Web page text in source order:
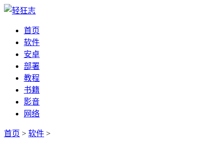
首页
软件
安卓
部署
教程
书籍
影音
网络
首页 > 软件 >